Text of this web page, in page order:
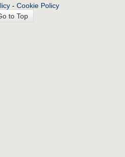
- Cookie Policy
to Top